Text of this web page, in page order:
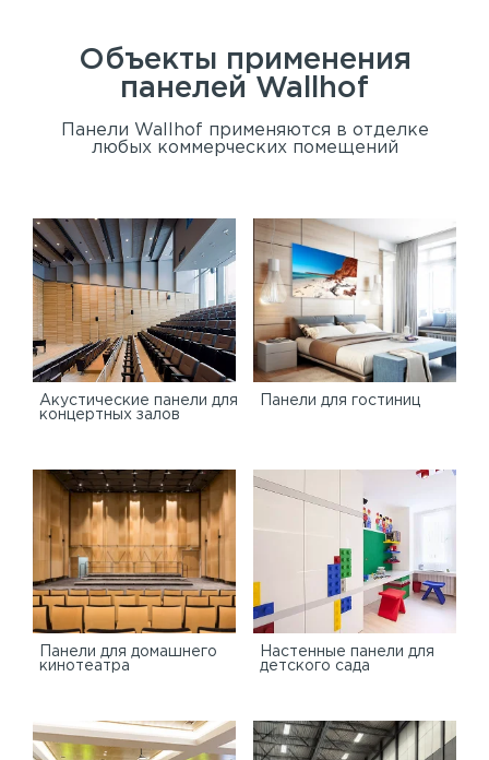
Объекты применения
панелей Wallhof
Панели Wallhof применяются в отделке
любых коммерческих помещений
Акустические панели для
концертных залов
Панели для гостиниц
Панели для домашнего
кинотеатра
Настенные панели для
детского сада